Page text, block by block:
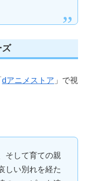
ズ
dアニメストア 」で視
そして育ての親
しい別れを経た